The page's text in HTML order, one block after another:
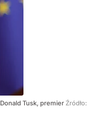
Donald Tusk, premier Źródło: